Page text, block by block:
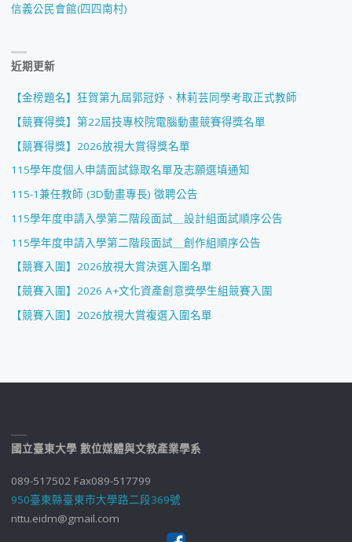
信義公民會館(四四南村)
近期更新
【金榜題名】狂賀第九屆郭冠妤、林莉芸同學考取正式教師
【競賽得獎】第22屆技專校院電腦動畫競賽得獎名單
【競賽得獎】2026放視大賞得獎名單
115學年度個人申請面試錄取名單及志願選填通知
115-1兼任教師 (3D動畫專長) 徵聘公告
115學年度申請入學第二階段面試＿設計組面試順序公告
115學年度申請入學第二階段面試＿創作組順序公告
【競賽入圍】2026放視大賞決選入圍名單
【競賽入圍】2026 A+文化資產創意獎學生組競賽入圍
【競賽入圍】2026放視大賞複選入圍名單
國立臺東大學 數位媒體與文教產業學系
089-517502 Fax089-517799
950臺東縣臺東市大學路二段369號
nttu.eidm@gmail.com